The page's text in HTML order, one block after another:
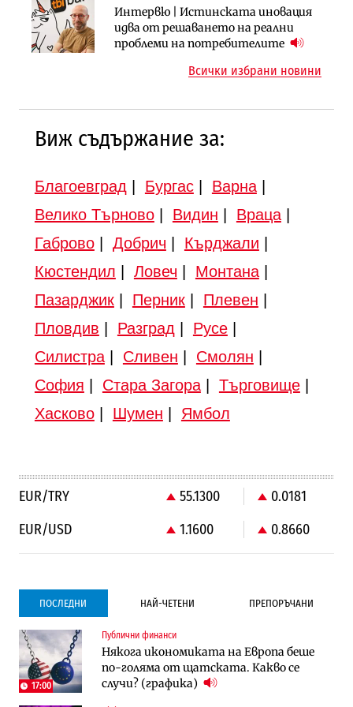
Интервю | Истинската иновация
идва от решаването на реални
проблеми на потребителите
Инфраструктура
АПИ възложи промяната на
парцеларния план за
Инфраструктура
Вторият мост над Варненското
езеро става част от бъдещата
Всички избрани новини
Виж съдържание за:
Благоевград Бургас| Варна|
Велико Търново| Видин Враца|
Габрово| Добрич Кърджали
Кюстендил
Ловеч Монтана|
Пазарджик| Перник| Плевен
Пловдив
Разград Русе|
Силистра| Сливен Смолян
София
Стара Загора| Търговище|
Хасково| Шумен Ямбол
EUR/TRY 55.1300
0.0181
EUR/USD
1.1600 0.8660
ПОСЛЕДНИ НАЙ-ЧЕТЕНИ ПРЕПОРЪЧАНИ
17:00
Публични финанси
Някога икономиката на Европа беше
по-голяма от щатската. Какво се
случи? (графика)
Градоустройство
Столична община избра изпълнител за
преместването на трамвайното
трасе по бул. „Скобелев“
Компании
Vivacom предлага над 150 устройства с
90% отстъпка през август